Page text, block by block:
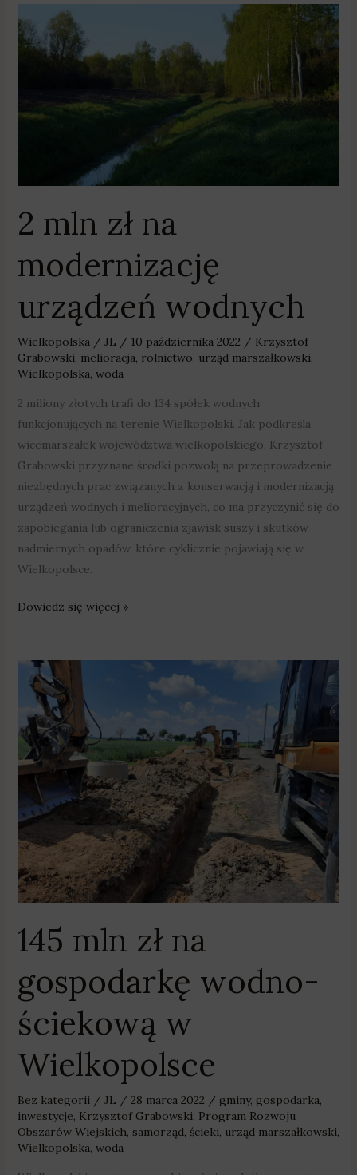
2 mln zł na
modernizację
urządzeń wodnych
Wielkopolska/ JL / 10 października 2022 / Krzysztof
Grabowski, melioracja, rolnictwo, urząd marszałkowski,
Wielkopolska, woda
2 miliony złotych trafi do 134 spółek wodnych
funkcjonujących na terenie Wielkopolski. Jak podkreśla
wicemarszałek województwa wielkopolskiego, Krzysztof
Grabowski przyznane środki pozwolą na przeprowadzenie
niezbędnych prac związanych z konserwacją i modernizacją
urządzeń wodnych i melioracyjnych, co ma przyczynić się do
zapobiegania lub ograniczenia zjawisk suszy i skutków
nadmiernych opadów, które cyklicznie pojawiają się w
Wielkopolsce.
mln
urządzeń
Dowiedz się więcej »
145 mln zł na
gospodarkę wodno-
ściekową w
Wielkopolsce
Bez kategorii / JL / 28 marca 2022 / gminy, gospodarka
inwestycje Krzysztof Grabowski Program Rozwoju
Obszarów Wiejskich samorząd ścieki urząd marszałkowski
Wielkopolska woda
mln
na
gospodarkę
wodno-
ściekową
w
Wielkopolsce